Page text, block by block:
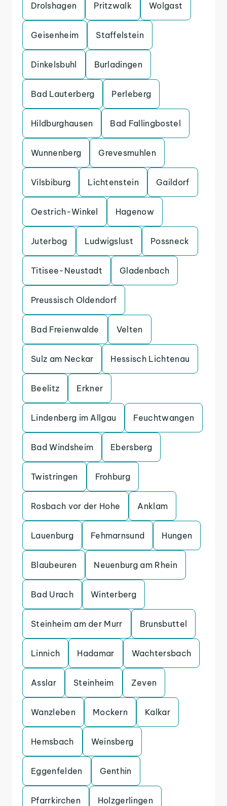
Drolshagen Pritzwalk Wolgast
Geisenheim Staffelstein
Dinkelsbuhl Burladingen
Bad Lauterberg Perleberg
Hildburghausen Bad Fallingbostel
Wunnenberg Grevesmuhlen
Vilsbiburg Lichtenstein Gaildorf
Oestrich-Winkel Hagenow
Juterbog Ludwigslust Possneck
Titisee-Neustadt Gladenbach
Preussisch Oldendorf
Bad Freienwalde Velten
Sulz am Neckar Hessisch Lichtenau
Beelitz Erkner
Lindenberg im Allgau Feuchtwangen
Bad Windsheim Ebersberg
Twistringen Frohburg
Rosbach vor der Hohe Anklam
Lauenburg Fehmarnsund Hungen
Blaubeuren Neuenburg am Rhein
Bad Urach Winterberg
Steinheim am der Murr Brunsbuttel
Linnich Hadamar Wachtersbach
Asslar Steinheim Zeven
Wanzleben Mockern Kalkar
Hemsbach Weinsberg
Eggenfelden Genthin
Pfarrkirchen Holzgerlingen